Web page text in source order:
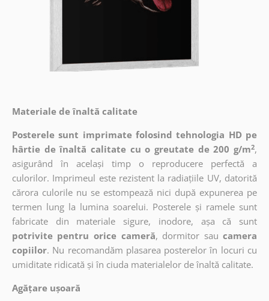
Materiale de înaltă calitate
Posterele sunt imprimate folosind tehnologia HD pe
hârtie de înaltă calitate cu o greutate de 200 g/m2,
asigurând în același timp o reproducere perfectă a
culorilor. Imprimeul este rezistent la radiațiile UV, datorită
cărora culorile nu se estompează nici după expunerea pe
termen lung la lumina soarelui. Posterele și ramele sunt
fabricate din materiale sigure, inodore, așa că sunt
potrivite pentru orice cameră, dormitor sau camera
copiilor. Nu recomandăm plasarea posterelor în locuri cu
umiditate ridicată și în ciuda materialelor de înaltă calitate.
Agățare ușoară